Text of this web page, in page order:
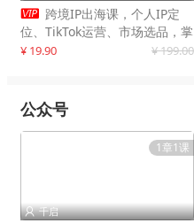
 跨境IP出海课，个人IP定
位、TikTok运营、市场选品，掌
握核心闭环，实现月入1万美金
¥ 19.90 ¥ 199.00
公众号
1章1课
 千启